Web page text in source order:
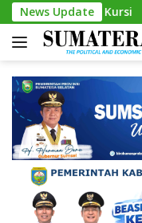
Skip
to
content
News Update
Tambah Kursi